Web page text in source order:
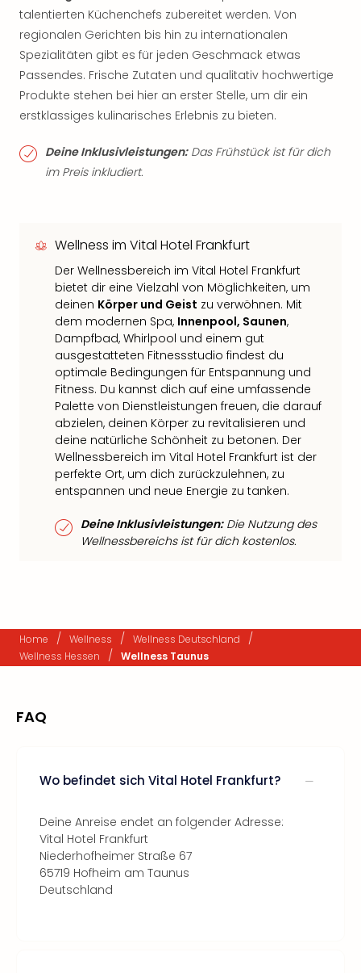
talentierten Küchenchefs zubereitet werden. Von
regionalen Gerichten bis hin zu internationalen
Spezialitäten gibt es für jeden Geschmack etwas
Passendes. Frische Zutaten und qualitativ hochwertige
Produkte stehen bei hier an erster Stelle, um dir ein
erstklassiges kulinarisches Erlebnis zu bieten.
Deine Inklusivleistungen:Das Frühstück ist für dich
im Preis inkludiert.
Wellness im Vital Hotel Frankfurt
Der Wellnessbereich im Vital Hotel Frankfurt
bietet dir eine Vielzahl von Möglichkeiten, um
deinen Körper und Geist zu verwöhnen. Mit
dem modernen Spa, Innenpool, Saunen,
Dampfbad, Whirlpool und einem gut
ausgestatteten Fitnessstudio findest du
optimale Bedingungen für Entspannung und
Fitness. Du kannst dich auf eine umfassende
Palette von Dienstleistungen freuen, die darauf
abzielen, deinen Körper zu revitalisieren und
deine natürliche Schönheit zu betonen. Der
Wellnessbereich im Vital Hotel Frankfurt ist der
perfekte Ort, um dich zurückzulehnen, zu
entspannen und neue Energie zu tanken.
Deine Inklusivleistungen:Die Nutzung des
Wellnessbereichs ist für dich kostenlos.
Home / Wellness / Wellness Deutschland /
Wellness Hessen / Wellness Taunus
FAQ
Wo befindet sich Vital Hotel Frankfurt?
Deine Anreise endet an folgender Adresse:
Vital Hotel Frankfurt
Niederhofheimer Straße 67
65719 Hofheim am Taunus
Deutschland